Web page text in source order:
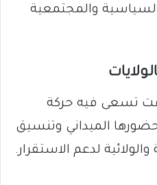
والمجتمعية
تسعى فيه حركة
الميداني وتنسيق
لدعم الاستقرار.